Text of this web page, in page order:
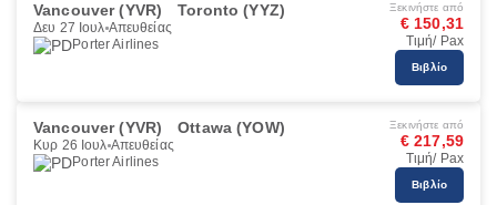
Vancouver (YVR) Toronto (YYZ)
Δευ 27 Ιουλ Απευθείας
Porter Airlines
Ξεκινήστε από
€ 150,31
Τιμή/ Pax
Βιβλίο
Vancouver (YVR) Ottawa (YOW)
Κυρ 26 Ιουλ Απευθείας
Porter Airlines
Ξεκινήστε από
€ 217,59
Τιμή/ Pax
Βιβλίο